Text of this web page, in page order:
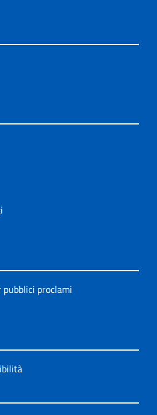
proclami